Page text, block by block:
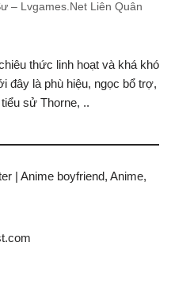
– Lvgames.Net Liên Quân
thức linh hoạt và khá khó
đây là phù hiệu, ngọc bổ trợ,
sử Thorne, ..
| Anime boyfriend, Anime,